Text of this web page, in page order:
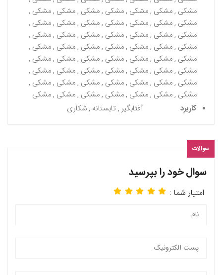
مشکی , مشکی , مشکی , مشکی , مشکی , مشکی , مشکی ,
مشکی , مشکی , مشکی , مشکی , مشکی , مشکی , مشکی ,
مشکی , مشکی , مشکی , مشکی , مشکی , مشکی , مشکی ,
مشکی , مشکی , مشکی , مشکی , مشکی , مشکی , مشکی ,
مشکی , مشکی , مشکی , مشکی , مشکی , مشکی , مشکی ,
مشکی , مشکی , مشکی , مشکی , مشکی , مشکی , مشکی ,
مشکی , مشکی , مشکی , مشکی , مشکی , مشکی , مشکی ,
مشکی , مشکی , مشکی , مشکی , مشکی , مشکی , مشکی
کاربرد
آفتابگیر , تابستانه , شکاری
سوالات
سوال خود را بپرسید
امتیار شما :